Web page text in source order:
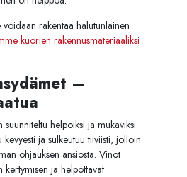
rakentaa halutunlainen
kuorien rakennusmateriaaliksi
–
helpoiksi ja mukaviksi
kevyesti ja sulkeutuu tiiviisti, jolloin
ohjauksen ansiosta. Vinot
kertymisen ja helpottavat